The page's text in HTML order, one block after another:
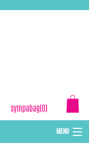
sympabag(0)
MENU